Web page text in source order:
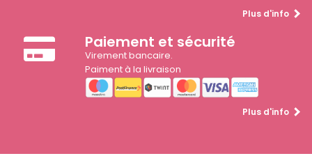
Plus d'info
Paiement et sécurité
Virement bancaire.
Paiment à la livraison
Plus d'info